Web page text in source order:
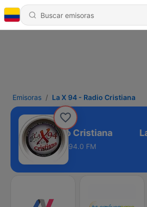
Emisoras La X 94 - Radio Cristiana
La X 94 - Radio Cristiana
94.0 FM